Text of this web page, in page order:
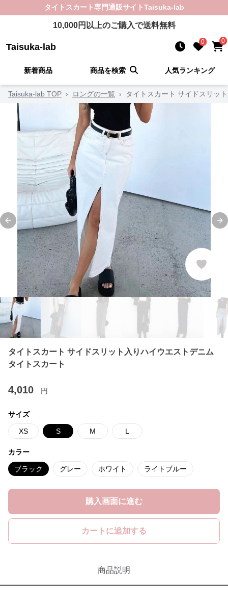
タイトスカート専門通販サイトTaisuka-lab
10,000円以上のご購入で送料無料
Taisuka-lab 0 0
新着商品 商品を検索 人気ランキング
Taisuka-lab TOP › ロングの一覧 › タイトスカート サイドスリッ
Previous slide
タイトスカート サイドスリット入りハイウエストデニム
タイトスカート
4,010 円
サイズ
XS S M L
カラー
ブラック グレー ホワイト ライトブルー
購入画面に進む
カートに追加する
商品説明